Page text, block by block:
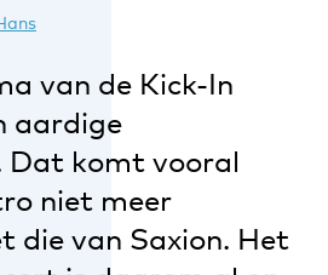
van de Kick-In
aardige
Dat komt vooral
niet meer
die van Saxion. Het